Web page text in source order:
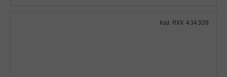
Kód: RKK 434309